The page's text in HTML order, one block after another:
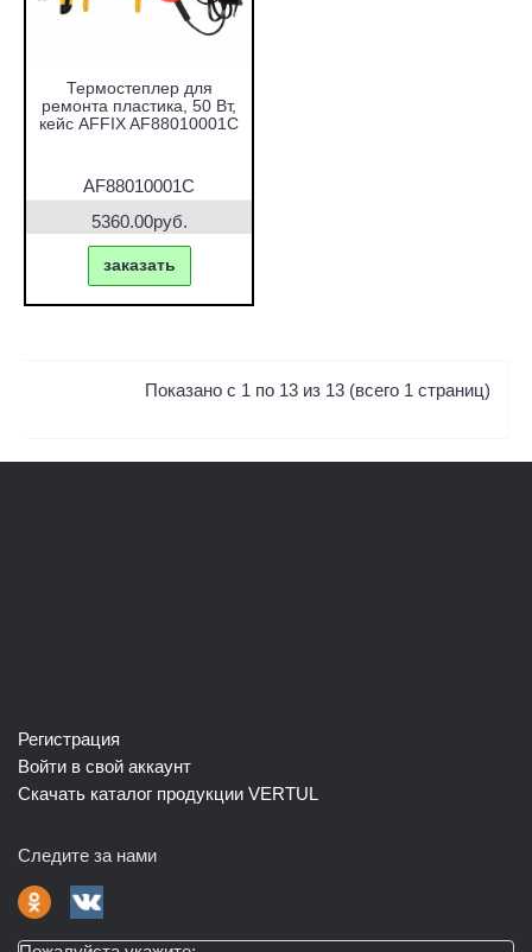
Термостеплер для
ремонта пластика, 50 Вт,
кейс AFFIX AF88010001C
AF88010001C
5360.00руб.
заказать
Показано с 1 по 13 из 13 (всего 1 страниц)
Регистрация
Войти в свой аккаунт
Скачать каталог продукции VERTUL
Следите за нами